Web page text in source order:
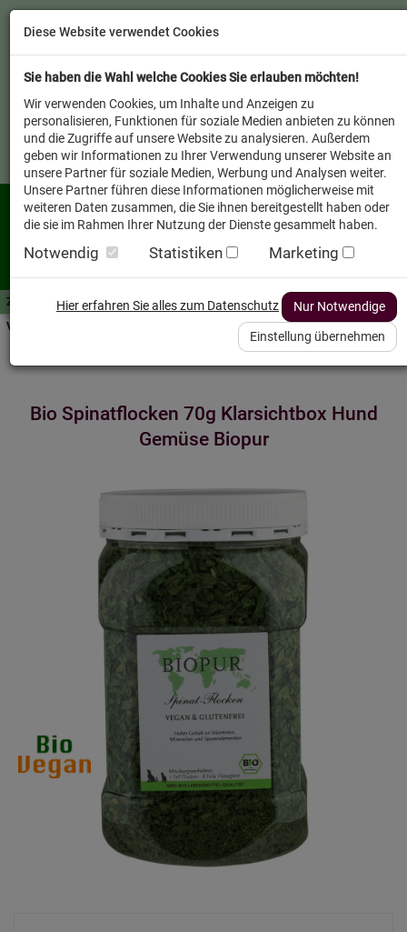
Zutaten A-Z Futterwissen mit Vorrat SPAREN AllesFinder
Service FAQ
Verkäufer vor Ort
Hund Futterzusätze
Bio Spinatflocken 70g Klarsichtbox Hund
Gemüse Biopur
Diese Website verwendet Cookies
Sie haben die Wahl welche Cookies Sie erlauben möchten!
Wir verwenden Cookies, um Inhalte und Anzeigen zu
personalisieren, Funktionen für soziale Medien anbieten zu können
und die Zugriffe auf unsere Website zu analysieren. Außerdem
geben wir Informationen zu Ihrer Verwendung unserer Website an
unsere Partner für soziale Medien, Werbung und Analysen weiter.
Unsere Partner führen diese Informationen möglicherweise mit
weiteren Daten zusammen, die Sie ihnen bereitgestellt haben oder
die sie im Rahmen Ihrer Nutzung der Dienste gesammelt haben.
Notwendig Statistiken Marketing
Hier erfahren Sie alles zum Datenschutz Nur Notwendige
Einstellung übernehmen